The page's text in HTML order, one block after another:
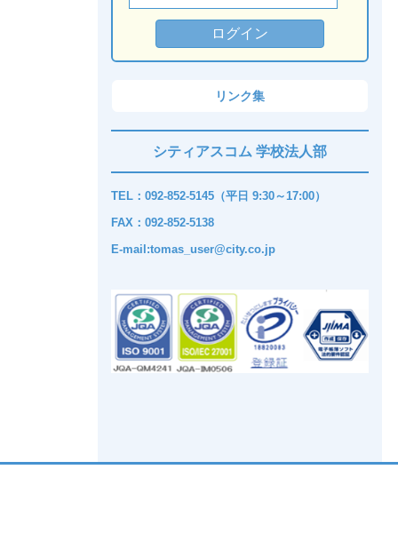
リンク集
シティアスコム 学校法人部
TEL：092-852-5145（平日 9:30～17:00）
FAX：092-852-5138
E-mail:tomas_user@city.co.jp